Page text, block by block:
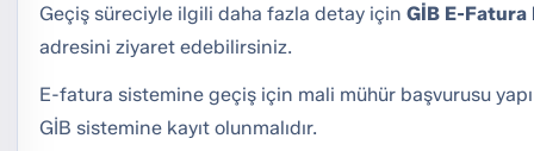
Geçiş süreciyle ilgili daha fazla detay için GİB E-Fatura
adresini ziyaret edebilirsiniz.
E-fatura sistemine geçiş için mali mühür başvurusu
GİB sistemine kayıt olunmalıdır.